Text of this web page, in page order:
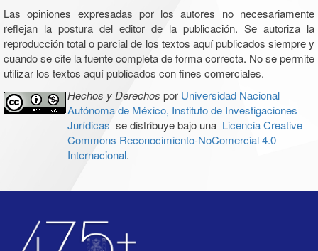
Las opiniones expresadas por los autores no necesariamente
reflejan la postura del editor de la publicación. Se autoriza la
reproducción total o parcial de los textos aquí publicados siempre y
cuando se cite la fuente completa de forma correcta. No se permite
utilizar los textos aquí publicados con fines comerciales.
Hechos y Derechos por Universidad Nacional
Autónoma de México, Instituto de Investigaciones
Jurídicas se distribuye bajo una Licencia Creative
Commons Reconocimiento-NoComercial 4.0
Internacional.